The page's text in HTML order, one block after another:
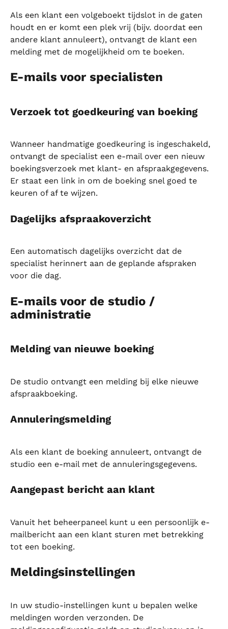
Als een klant een volgeboekt tijdslot in de gaten
houdt en er komt een plek vrij (bijv. doordat een
andere klant annuleert), ontvangt de klant een
melding met de mogelijkheid om te boeken.
E-mails voor specialisten
Verzoek tot goedkeuring van boeking
Wanneer handmatige goedkeuring is ingeschakeld,
ontvangt de specialist een e-mail over een nieuw
boekingsverzoek met klant- en afspraakgegevens.
Er staat een link in om de boeking snel goed te
keuren of af te wijzen.
Dagelijks afspraakoverzicht
Een automatisch dagelijks overzicht dat de
specialist herinnert aan de geplande afspraken
voor die dag.
E-mails voor de studio /
administratie
Melding van nieuwe boeking
De studio ontvangt een melding bij elke nieuwe
afspraakboeking.
Annuleringsmelding
Als een klant de boeking annuleert, ontvangt de
studio een e-mail met de annuleringsgegevens.
Aangepast bericht aan klant
Vanuit het beheerpaneel kunt u een persoonlijk e-
mailbericht aan een klant sturen met betrekking
tot een boeking.
Meldingsinstellingen
In uw studio-instellingen kunt u bepalen welke
meldingen worden verzonden. De